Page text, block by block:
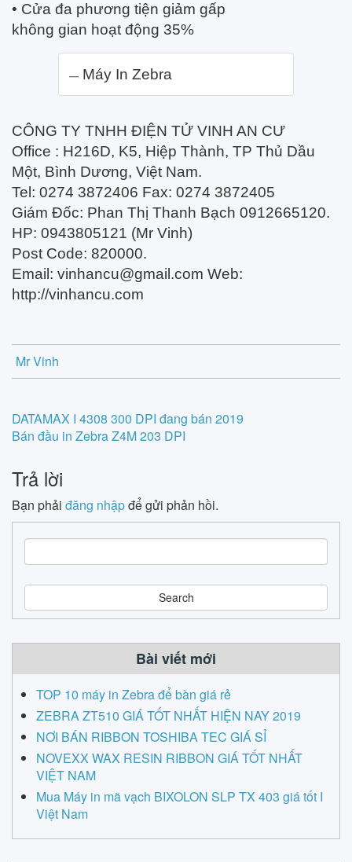
• Cửa đa phương tiện giảm gấp
không gian hoạt động 35%
Máy In Zebra
CÔNG TY TNHH ĐIỆN TỬ VINH AN CƯ
Office : H216D, K5, Hiệp Thành, TP Thủ Dầu
Một, Bình Dương, Việt Nam.
Tel: 0274 3872406 Fax: 0274 3872405
Giám Đốc: Phan Thị Thanh Bạch 0912665120.
HP: 0943805121 (Mr Vinh)
Post Code: 820000.
Email: vinhancu@gmail.com Web:
http://vinhancu.com
Mr Vinh
Post
navigation
DATAMAX I 4308 300 DPI đang bán 2019
Bán đầu in Zebra Z4M 203 DPI
Trả lời
Bạn phải đăng nhậpđể gửi phản hồi.
e
a
r
c
Bài viết mới
TOP 10 máy in Zebra để bàn giá rẻ
ZEBRA ZT510 GIÁ TỐT NHẤT HIỆN NAY 2019
NƠI BÁN RIBBON TOSHIBA TEC GIÁ SỈ
NOVEXX WAX RESIN RIBBON GIÁ TỐT NHẤT
VIỆT NAM
Mua Máy in mã vạch BIXOLON SLP TX 403 giá tốt I
Việt Nam